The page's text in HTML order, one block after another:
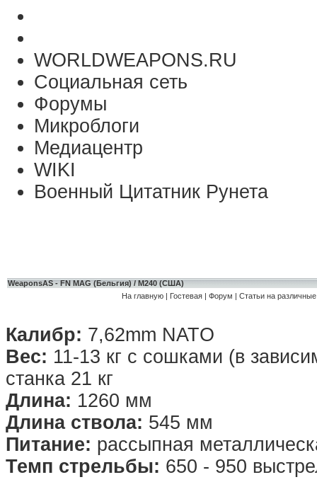
WORLDWEAPONS.RU
Социальная сеть
Форумы
Микроблоги
Медиацентр
WIKI
Военный Цитатник Рунета
WeaponsAS - FN MAG (Бельгия) / M240 (США)
На главную| Гостевая| Форум | Статьи на
Калибр: 7,62mm NATO
Вес: 11-13 кг с сошками (в
станка 21 кг
Длина: 1260 мм
Длина ствола: 545 мм
Питание: рассыпная
Темп стрельбы: 650 - 950